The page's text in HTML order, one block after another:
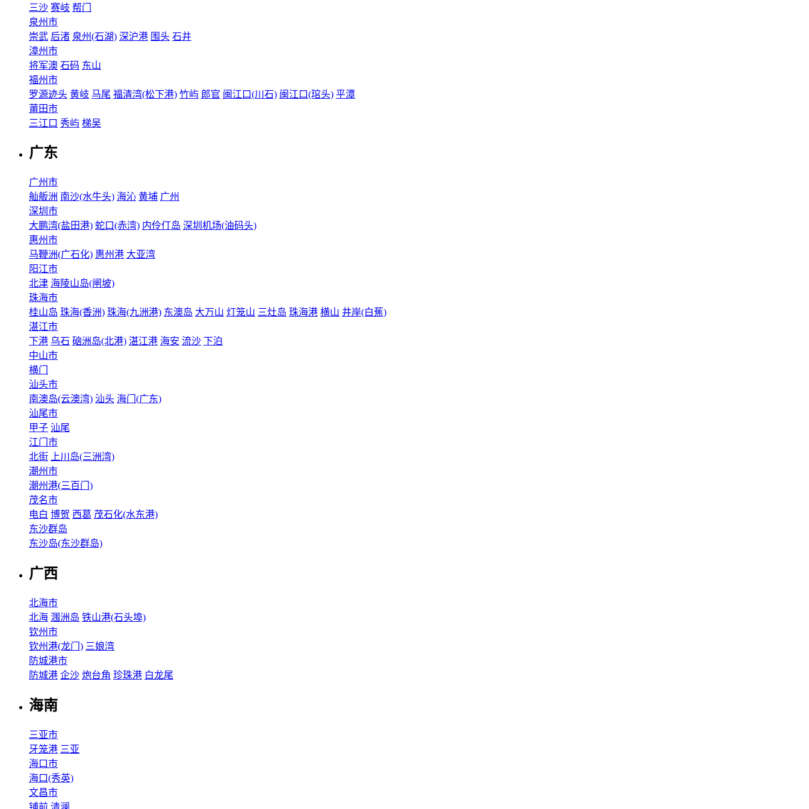
三沙 赛岐 帮门
泉州市
崇武 后渚 泉州(石湖) 深沪港 围头 石井
漳州市
将军澳 石码 东山
福州市
罗源迹头 黄岐 马尾 福清湾(松下港) 竹屿 郎官 闽江口(川石) 闽江口(琯头) 平潭
莆田市
三江口 秀屿 梯吴
广东
广州市
舢舨洲 南沙(水牛头) 海沁 黄埔 广州
深圳市
大鹏湾(盐田港) 蛇口(赤湾) 内伶仃岛 深圳机场(油码头)
惠州市
马鞭洲(广石化) 惠州港 大亚湾
阳江市
北津 海陵山岛(闸坡)
珠海市
桂山岛 珠海(香洲) 珠海(九洲港) 东澳岛 大万山 灯笼山 三灶岛 珠海港 横山 井岸(白蕉)
湛江市
下港 乌石 硇洲岛(北港) 湛江港 海安 流沙 下泊
中山市
横门
汕头市
南澳岛(云澳湾) 汕头 海门(广东)
汕尾市
甲子 汕尾
江门市
北街
上川岛(三洲湾)
潮州市
潮州港(三百门)
茂名市
电白 博贺 西葛 茂石化(水东港)
东沙群岛
东沙岛(东沙群岛)
广西
北海市
北海 涠洲岛 铁山港(石头埠)
钦州市
钦州港(龙门) 三娘湾
防城港市
防城港 企沙 炮台角 珍珠港 白龙尾
海南
三亚市
牙笼港 三亚
海口市
海口(秀英)
文昌市
铺前 清澜